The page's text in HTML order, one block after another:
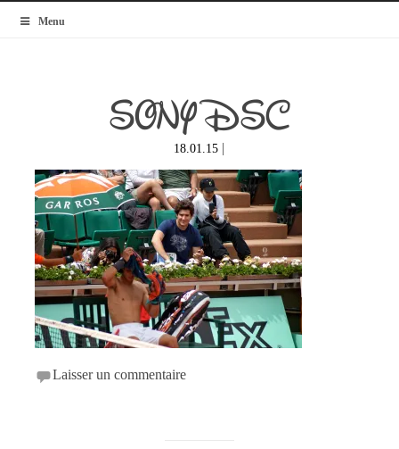
Menu
MyBlogMode
SONY DSC
18.01.15 |
Laisser un commentaire